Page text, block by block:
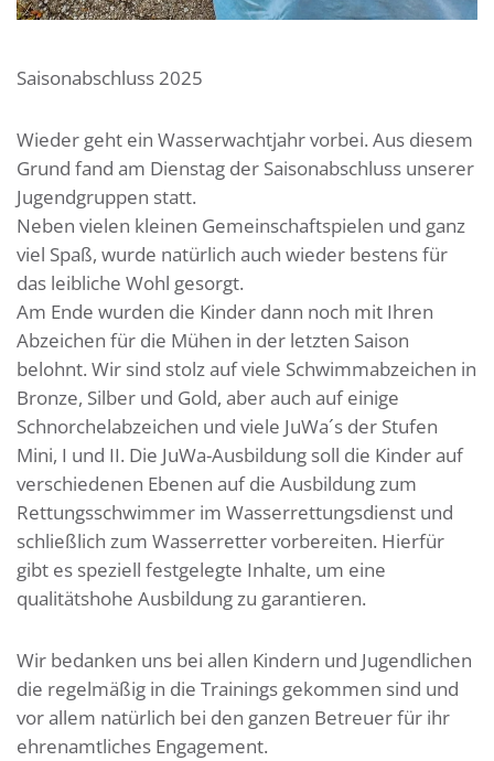
Saisonabschluss 2025
Wieder geht ein Wasserwachtjahr vorbei. Aus diesem
Grund fand am Dienstag der Saisonabschluss unserer
Jugendgruppen statt.
Neben vielen kleinen Gemeinschaftspielen und ganz
viel Spaß, wurde natürlich auch wieder bestens für
das leibliche Wohl gesorgt.
Am Ende wurden die Kinder dann noch mit Ihren
Abzeichen für die Mühen in der letzten Saison
belohnt. Wir sind stolz auf viele Schwimmabzeichen in
Bronze, Silber und Gold, aber auch auf einige
Schnorchelabzeichen und viele JuWa´s der Stufen
Mini, I und II. Die JuWa-Ausbildung soll die Kinder auf
verschiedenen Ebenen auf die Ausbildung zum
Rettungsschwimmer im Wasserrettungsdienst und
schließlich zum Wasserretter vorbereiten. Hierfür
gibt es speziell festgelegte Inhalte, um eine
qualitätshohe Ausbildung zu garantieren.
Wir bedanken uns bei allen Kindern und Jugendlichen
die regelmäßig in die Trainings gekommen sind und
vor allem natürlich bei den ganzen Betreuer für ihr
ehrenamtliches Engagement.